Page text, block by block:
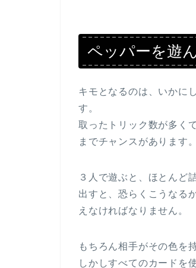
ペッパーを遊
キモとなるのは、いかに
す。
取ったトリック数が多く
までチャンスがあります。
３人で遊ぶと、ほとんど
出すと、恐らくこうなる
えなければなりません。
もちろん相手がその色を
しかしすべてのカードを